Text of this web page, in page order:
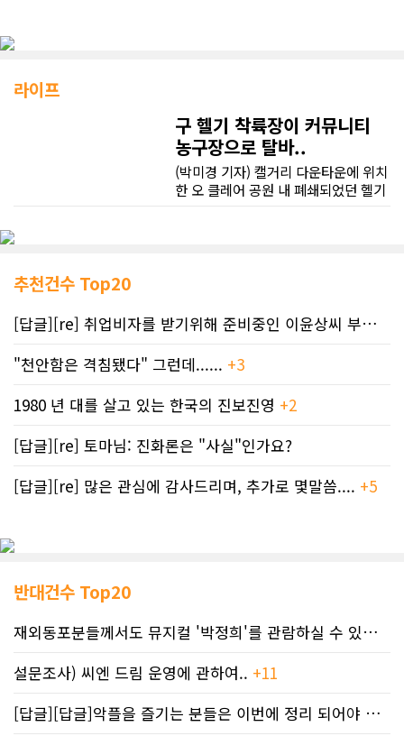
라이프
구 헬기 착륙장이 커뮤니티
농구장으로 탈바..
(박미경 기자) 캘거리 다운타운에 위치
한 오 클레어 공원 내 폐쇄되었던 헬기
이 마련되어 있다. 조만간 새로운 강변
명소로 자리잡을 것으로 보인
마이크 앳킨슨 시의원과 캘거리 대학
해 나눈 대화에서 비롯되었다.지난 12
기 착륙장을 다운타운 생활의 일부로
만들기 위해 노력해 왔다.앳킨슨은
“10월에 당선된 후 12월까지 다운타
운 전략팀과 회의를 열어 이 계획을 어
“예전에는 사람들이 다운타운으로 출
근했다가 교외에 있는 집으로 돌아가
엔드, 이스트 빌리지 등에 많은 사람들
설이 있는 다른 동네와 마찬가지로 대
추천건수 Top20
[답글][re] 취업비자를 받기위해 준비중인 이윤상씨 부부께 드리는 편지
"천안함은 격침됐다" 그런데...... +3
1980 년 대를 살고 있는 한국의 진보진영 +2
[답글][re] 토마님: 진화론은 "사실"인가요?
[답글][re] 많은 관심에 감사드리며, 추가로 몇말씀.... +5
반대건수 Top20
재외동포분들께서도 뮤지컬 '박정희'를 관람하실 수 있도록 노력하겠습니..
설문조사) 씨엔 드림 운영에 관하여.. +11
[답글][답글]악플을 즐기는 분들은 이번에 정리 되어야 합니다.